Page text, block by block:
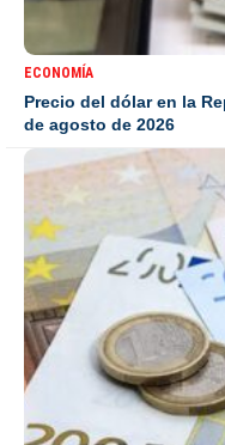
ECONOMÍA
Precio del dólar en la
de agosto de 2026